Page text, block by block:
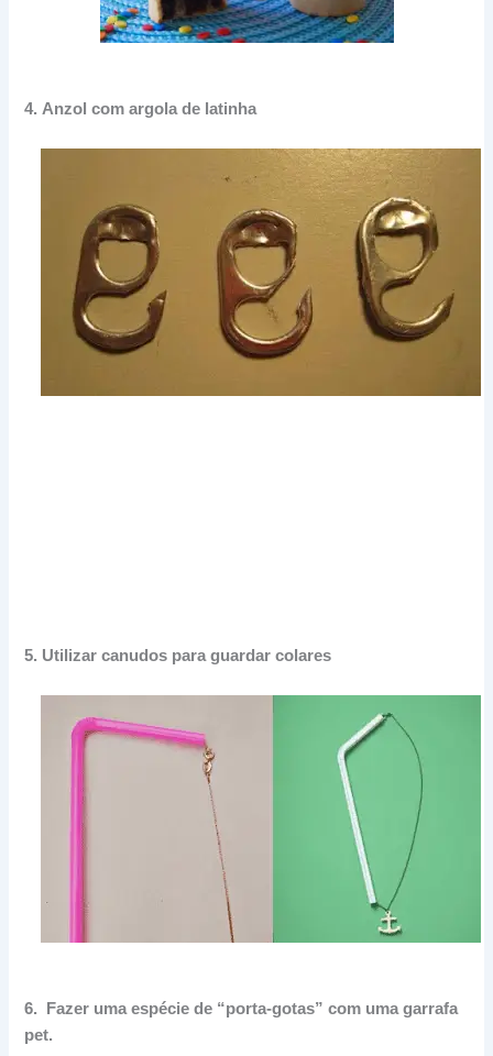
4. Anzol com argola de latinha
5. Utilizar canudos para guardar colares
6. Fazer uma espécie de “porta-gotas” com uma garrafa
pet.